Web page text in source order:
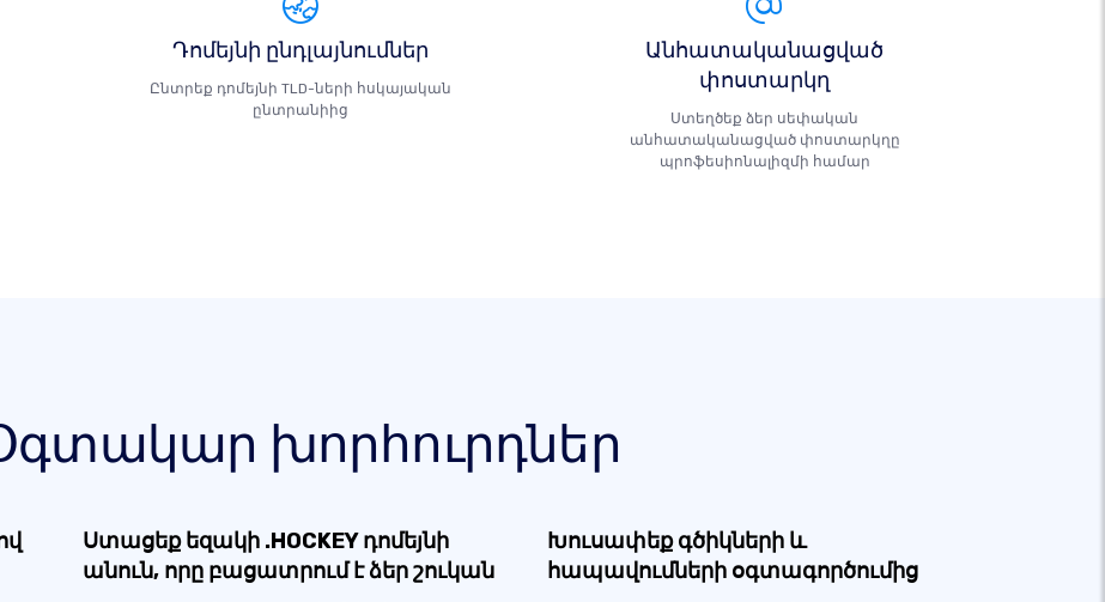
Դոմեյնի ընդլայնումներ
Ընտրեք դոմեյնի TLD-ների հսկայական
ընտրանիից
Անհատականացված
փոստարկղ
Ստեղծեք ձեր սեփական
անհատականացված փոստարկղը
պրոֆեսիոնալիզմի համար
խորհուրդներ
Ստացեք եզակի .HOCKEY դոմեյնի
անուն, որը բացատրում է ձեր շուկան
Խուսափեք գծիկների և
հապավումների օգտագործումից